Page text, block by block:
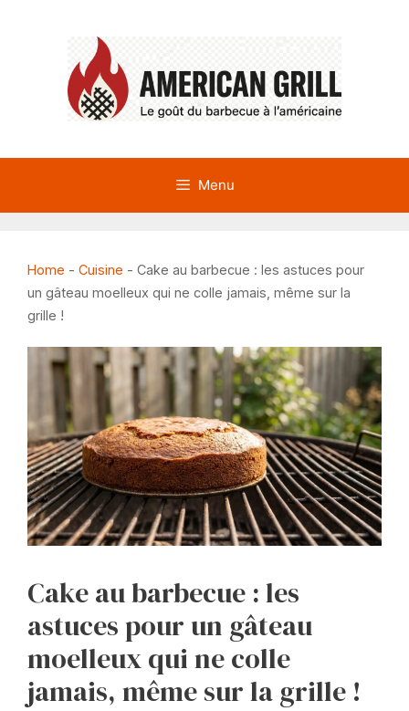
Menu
Home - Cuisine - Cake au barbecue : les astuces pour
un gâteau moelleux qui ne colle jamais, même sur la
grille !
Cake au barbecue : les
astuces pour un gâteau
moelleux qui ne colle
jamais, même sur la grille !